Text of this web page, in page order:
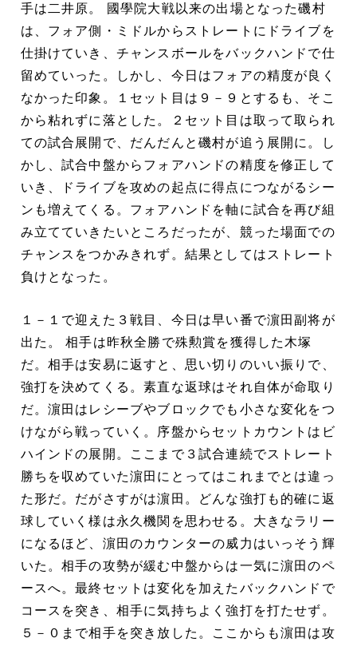
手は二井原。 國學院大戦以来の出場となった磯村
は、フォア側・ミドルからストレートにドライブを
仕掛けていき、チャンスボールをバックハンドで仕
留めていった。しかし、今日はフォアの精度が良く
なかった印象。１セット目は９－９とするも、そこ
から粘れずに落とした。２セット目は取って取られ
ての試合展開で、だんだんと磯村が追う展開に。し
かし、試合中盤からフォアハンドの精度を修正して
いき、ドライブを攻めの起点に得点につながるシー
ンも増えてくる。フォアハンドを軸に試合を再び組
み立てていきたいところだったが、競った場面での
チャンスをつかみきれず。結果としてはストレート
負けとなった。
１－１で迎えた３戦目、今日は早い番で濵田副将が
出た。 相手は昨秋全勝で殊勲賞を獲得した木塚
だ。相手は安易に返すと、思い切りのいい振りで、
強打を決めてくる。素直な返球はそれ自体が命取り
だ。濵田はレシーブやブロックでも小さな変化をつ
けながら戦っていく。序盤からセットカウントはビ
ハインドの展開。ここまで３試合連続でストレート
勝ちを収めていた濵田にとってはこれまでとは違っ
た形だ。だがさすがは濵田。どんな強打も的確に返
球していく様は永久機関を思わせる。大きなラリー
になるほど、濵田のカウンターの威力はいっそう輝
いた。相手の攻勢が緩む中盤からは一気に濵田のペ
ースへ。最終セットは変化を加えたバックハンドで
コースを突き、相手に気持ちよく強打を打たせず。
５－０まで相手を突き放した。ここからも濵田は攻